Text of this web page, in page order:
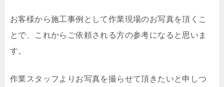
お客様から施工事例として作業現場のお写真を頂くこ
とで、これからご依頼される方の参考になると思いま
す。
作業スタッフよりお写真を撮らせて頂きたいと申しつ